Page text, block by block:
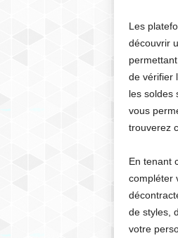
Les
découvrir
de vérifier
les soldes
vous
trouverez
En tenant
compléter
de styles,
votre